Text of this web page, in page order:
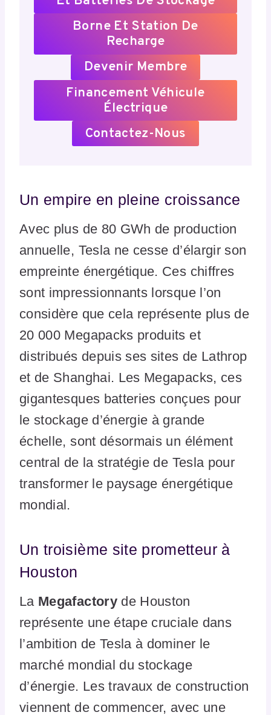
Borne Et Station De
Recharge
Devenir Membre
Financement Véhicule
Électrique
Contactez-Nous
Un empire en pleine croissance
Avec plus de 80 GWh de production
annuelle, Tesla ne cesse d’élargir son
empreinte énergétique. Ces chiffres
sont impressionnants lorsque l’on
considère que cela représente plus de
20 000 Megapacks produits et
distribués depuis ses sites de Lathrop
et de Shanghai. Les Megapacks, ces
gigantesques batteries conçues pour
le stockage d’énergie à grande
échelle, sont désormais un élément
central de la stratégie de Tesla pour
transformer le paysage énergétique
mondial.
Un troisième site prometteur à
Houston
La Megafactoryde Houston
représente une étape cruciale dans
l’ambition de Tesla à dominer le
marché mondial du stockage
d’énergie. Les travaux de construction
viennent de commencer, avec une